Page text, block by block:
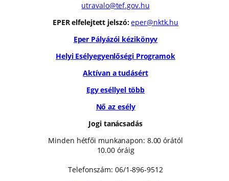
utravalo@tef.gov.hu
EPER elfelejtett jelszó: eper@nktk.hu
Eper Pályázói kézikönyv
Helyi Esélyegyenlőségi Programok
Aktívan a tudásért
Egy eséllyel több
Nő az esély
Jogi tanácsadás
Minden hétfői munkanapon: 8.00 órától
10.00 óráig
Telefonszám: 06/1-896-9512